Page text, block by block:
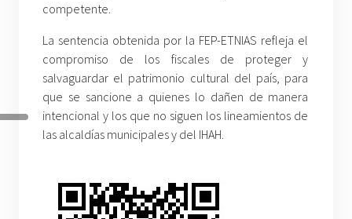
competente.
La sentencia obtenida por la FEP-ETNIAS refleja el
compromiso de los fiscales de proteger y
salvaguardar el patrimonio cultural del país, para
que se sancione a quienes lo dañen de manera
intencional y los que no siguen los lineamientos de
las alcaldías municipales y del IHAH.